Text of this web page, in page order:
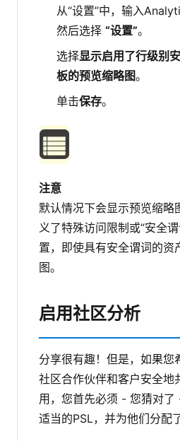
从“设置”中，输入
然后选择 “设置”。
选择显示启用了行级别
板的预览缩略图。
单击保存。
注意
默认情况下会显示预览缩略
义了特殊访问限制或“安全
置，即使具有安全谓词的资
图。
启用社区分析
分享很有趣！但是，如果您
社区合作伙伴和客户安全
用，您首先必须 - 您猜对了
适当的PSL，并为他们分配